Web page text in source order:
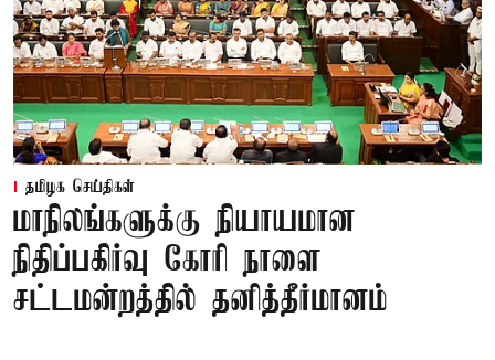
தமிழக செய்திகள்
மாநிலங்களுக்கு நியாயமான
நிதிப்பகிர்வு கோரி நாளை
சட்டமன்றத்தில் தனித்தீர்மானம்